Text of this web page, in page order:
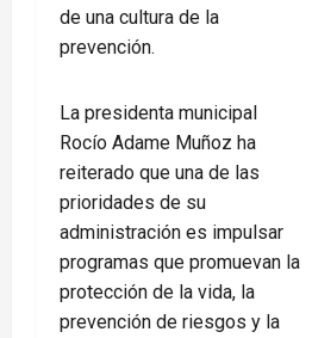
de una cultura de la
prevención.
La presidenta municipal
Rocío Adame Muñoz ha
reiterado que una de las
prioridades de su
administración es impulsar
programas que promuevan la
protección de la vida, la
prevención de riesgos y la